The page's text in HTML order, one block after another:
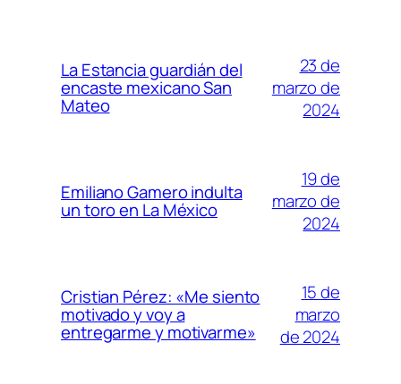
La Estancia guardián del
encaste mexicano San
Mateo
23 de
marzo de
2024
Emiliano Gamero indulta
un toro en La México
19 de
marzo de
2024
Cristian Pérez: «Me siento
motivado y voy a
entregarme y motivarme»
15 de
marzo
de 2024